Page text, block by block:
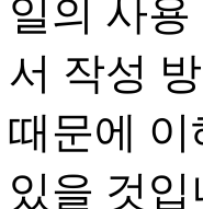
일의 사
서 작성
때문에
있을 것입